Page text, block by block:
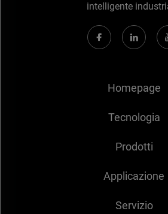
intelligente
Homepage
Tecnologia
Prodotti
Applicazione
Servizio